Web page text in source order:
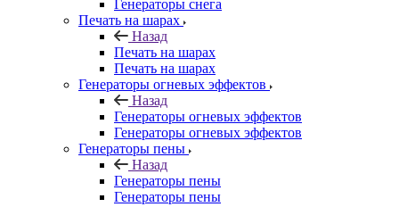
Генераторы снега
Печать на шарах
Назад
Печать на шарах
Печать на шарах
Генераторы огневых эффектов
Назад
Генераторы огневых эффектов
Генераторы огневых эффектов
Генераторы пены
Назад
Генераторы пены
Генераторы пены